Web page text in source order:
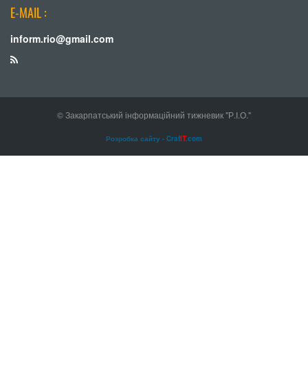
E-MAIL :
inform.rio@gmail.com
© Закарпатський інформаційний тижневик "Р.І.О."
Розробка сайту - CrafIT.com